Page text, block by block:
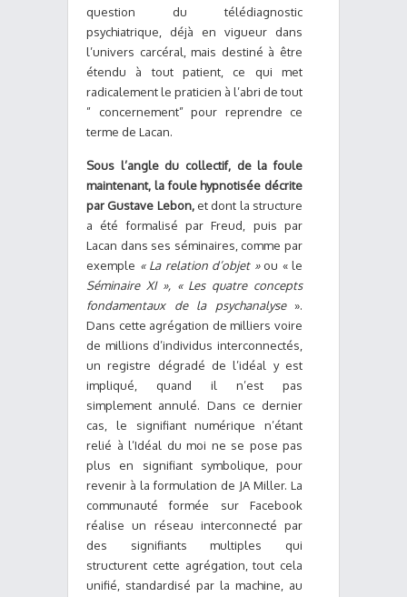
question du télédiagnostic
psychiatrique, déjà en vigueur dans
l’univers carcéral, mais destiné à être
étendu à tout patient, ce qui met
radicalement le praticien à l’abri de tout
” concernement” pour reprendre ce
terme de Lacan.
Sous l’angle du collectif, de la foule
maintenant, la foule hypnotisée décrite
par Gustave Lebon,et dont la structure
a été formalisé par Freud, puis par
Lacan dans ses séminaires, comme par
exemple « La relation d’objet »ou « le
Séminaire XI », « Les quatre concepts
fondamentaux de la psychanalyse».
Dans cette agrégation de milliers voire
de millions d’individus interconnectés,
un registre dégradé de l’idéal y est
impliqué, quand il n’est pas
simplement annulé. Dans ce dernier
cas, le signifiant numérique n’étant
relié à l’Idéal du moi ne se pose pas
plus en signifiant symbolique, pour
revenir à la formulation de JA Miller. La
communauté formée sur Facebook
réalise un réseau interconnecté par
des signifiants multiples qui
structurent cette agrégation, tout cela
unifié, standardisé par la machine, au